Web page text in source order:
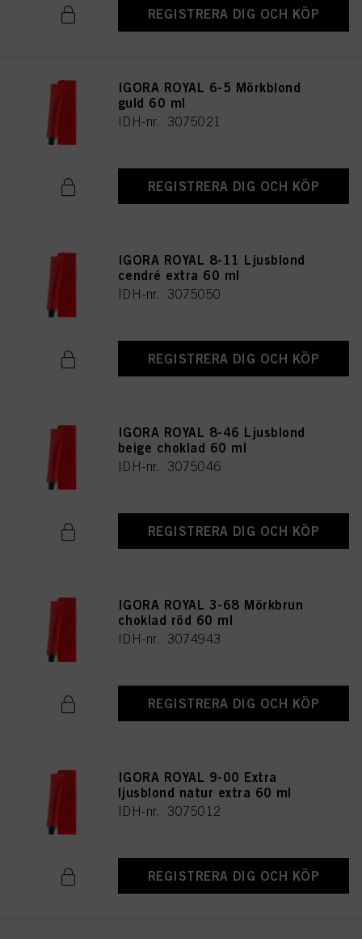
REGISTRERA DIG OCH KÖP
IGORA ROYAL 6-5 Mörkblond
guld 60 ml
IDH-nr. 3075021
REGISTRERA DIG OCH KÖP
IGORA ROYAL 8-11 Ljusblond
cendré extra 60 ml
IDH-nr. 3075050
REGISTRERA DIG OCH KÖP
IGORA ROYAL 8-46 Ljusblond
beige choklad 60 ml
IDH-nr. 3075046
REGISTRERA DIG OCH KÖP
IGORA ROYAL 3-68 Mörkbrun
choklad röd 60 ml
IDH-nr. 3074943
REGISTRERA DIG OCH KÖP
IGORA ROYAL 9-00 Extra
ljusblond natur extra 60 ml
IDH-nr. 3075012
REGISTRERA DIG OCH KÖP